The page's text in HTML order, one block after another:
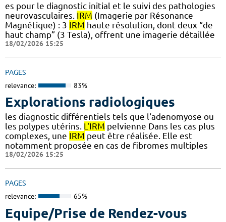
es pour le diagnostic initial et le suivi des pathologies
neurovasculaires. IRM (Imagerie par Résonance
Magnétique) : 3 IRM haute résolution, dont deux “de
haut champ” (3 Tesla), offrent une imagerie détaillée
18/02/2026 15:25
PAGES
relevance: 83%
Explorations radiologiques
les diagnostic différentiels tels que l‘adenomyose ou
les polypes utérins. L'IRM pelvienne Dans les cas plus
complexes, une IRM peut être réalisée. Elle est
notamment proposée en cas de fibromes multiples
18/02/2026 15:25
PAGES
relevance: 65%
Equipe/Prise de Rendez-vous